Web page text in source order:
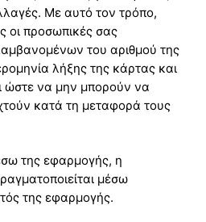
Με αυτό τον τρόπο,
οι προσωπικές σας
του αριθμού της
λήξης της κάρτας και
ώστε να μην μπορούν να
κατά τη μεταφορά τους
της εφαρμογής, η
μέσω
της εφαρμογής.